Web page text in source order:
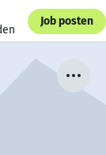
Job posten